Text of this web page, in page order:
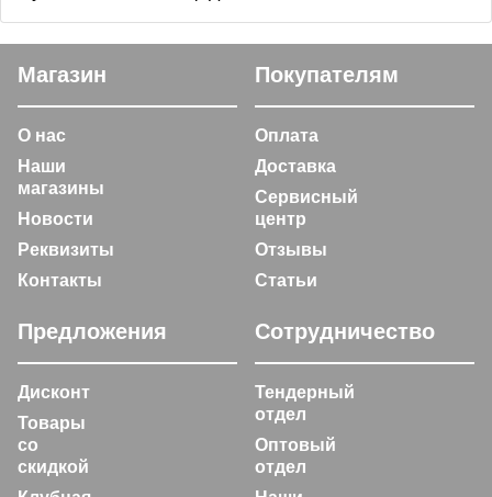
Магазин
О нас
Наши
магазины
Новости
Реквизиты
Контакты
Покупателям
Оплата
Доставка
Сервисный
центр
Отзывы
Статьи
Предложения
Дисконт
Товары
со
скидкой
Сотрудничество
Тендерный
отдел
Оптовый
отдел